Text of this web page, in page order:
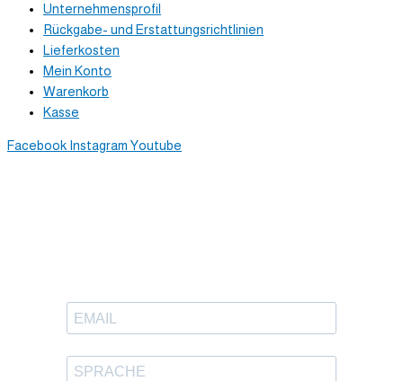
Unternehmensprofil
Rückgabe- und Erstattungsrichtlinien
Lieferkosten
Mein Konto
Warenkorb
Kasse
Facebook Instagram Youtube